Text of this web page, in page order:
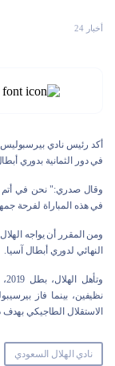
أخبار 24
أكد رئيس نادي
في دور الثمانية بدوري
وقال صدري:" نحن في أتم
في هذه المباراة لفرحة
النهائي لدوري أبطال آسيا.
الاستقلال الطاجيكي
نادي الهلال السعودي